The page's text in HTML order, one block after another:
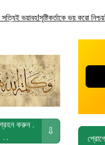
ভয়াবহ!সৃষ্টিকর্তাকে ভয় করো নিশ্চয়ই
করুন .
. .
⇩